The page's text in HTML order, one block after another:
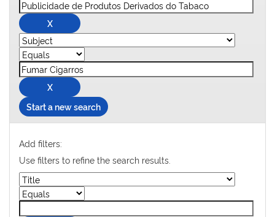
Start a new search
Add filters:
Use filters to refine the search results.